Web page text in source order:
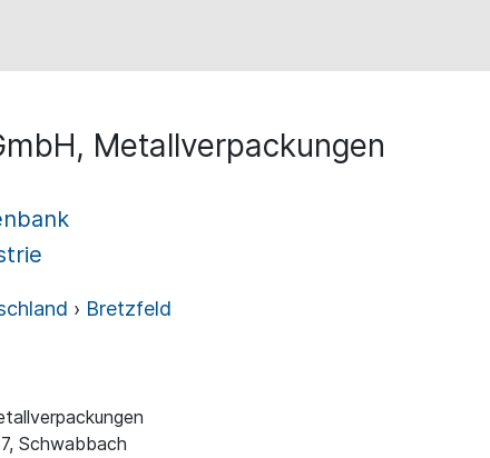
Metallverpackungen
› Bretzfeld
Schwabbach